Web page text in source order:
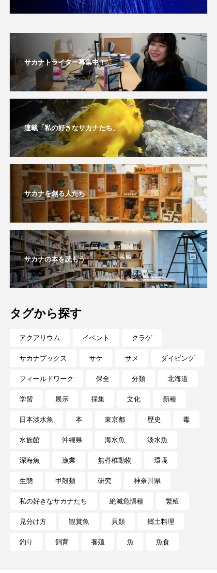
熱帯魚 牡蠣 特徴
生きた化石 生態 生態系 生物多様性
産卵 田んぼ 甲殻類 発酵食品
白身魚 相模川 磯 磯焼け
磯遊び 神戸須磨シーワールド
私の好きなサカナたち 稚魚 絶滅危惧種
絶滅種 繁殖 繫殖 美ら海水族館
美容 群馬県 耳石 脊索動物
自然 自然保護 自由研究
葛西臨海公園 藻場
藻類 見分け方 観察
調理 論文 貝 賀露かにっこ館
資源 赤潮
郷土料理
長崎ペンギン水族館 開発 雑貨 雷魚
青森県 頭足類 食中毒 食文化
飼育 高知県 魚介類 魚卵
サカナトライター募集中！
連載「私の好きなサカナたち」
サカナを創る人たち
サカナの本を読もう
タグから探す
アクアリウム イベント クラゲ
サカナブックス サケ サメ ダイビング
フィールドワーク 保全 分類 北海道
学習 展示 採集 文化 新種
日本淡水魚 本 東京都 歴史 毒
水族館 沖縄県 海水魚 淡水魚
深海魚 漁業 無脊椎動物 環境
生態 甲殻類 研究 神奈川県
私の好きなサカナたち 絶滅危惧種 繁殖
見分け方 観賞魚 貝類 郷土料理
釣り 飼育 養殖 魚 魚食